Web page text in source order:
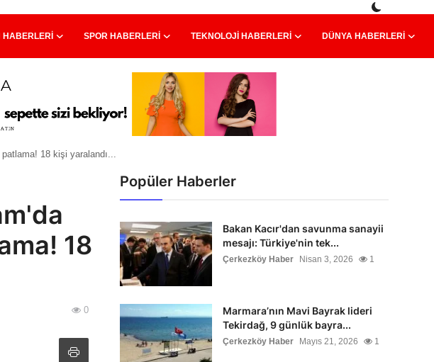
HABERLERI SPOR HABERLERI TEKNOLOJI HABERLERI DÜNYA HABERLERI
18 kişi yaralandı...
18
0
Popüler Haberler
Bakan Kacır'dan savunma sanayii
mesajı: Türkiye'nin tek...
Çerkezköy Haber Nisan 3, 2026 1
Marmara’nın Mavi Bayrak lideri
Tekirdağ, 9 günlük bayra...
Çerkezköy Haber Mayıs 21, 2026 1